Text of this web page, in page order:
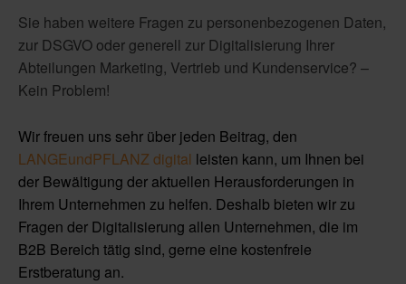
Sie haben weitere Fragen zu personenbezogenen Daten,
zur DSGVO oder generell zur Digitalisierung Ihrer
Abteilungen Marketing, Vertrieb und Kundenservice? –
Kein Problem!
Wir freuen uns sehr über jeden Beitrag, den
LANGEundPFLANZ digital leisten kann, um Ihnen bei
der Bewältigung der aktuellen Herausforderungen in
Ihrem Unternehmen zu helfen. Deshalb bieten wir zu
Fragen der Digitalisierung allen Unternehmen, die im
B2B Bereich tätig sind, gerne eine kostenfreie
Erstberatung an.